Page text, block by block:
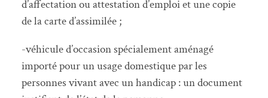
d’affectation ou attestation d’emploi et une copie
de la carte d’assimilée ;
-véhicule d’occasion spécialement aménagé
importé pour un usage domestique par les
personnes vivant avec un handicap : un document